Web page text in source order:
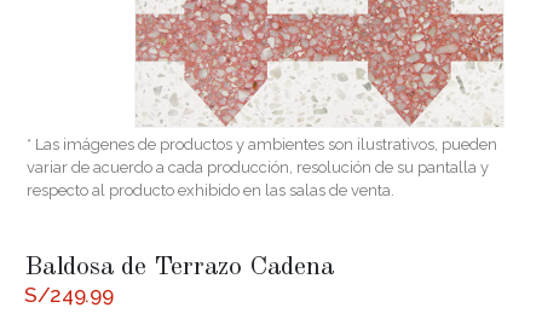
* Las imágenes de productos y ambientes son ilustrativos, pueden
variar de acuerdo a cada producción, resolución de su pantalla y
respecto al producto exhibido en las salas de venta.
Baldosa de Terrazo Cadena
S/249.99